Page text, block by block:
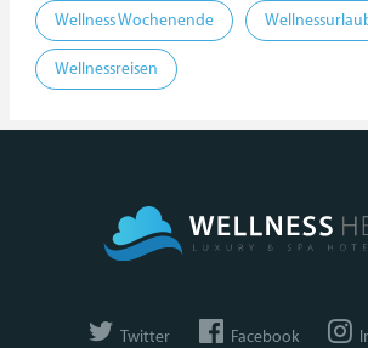
Wellness Wochenende
Wellnessreisen
Twitter Facebook